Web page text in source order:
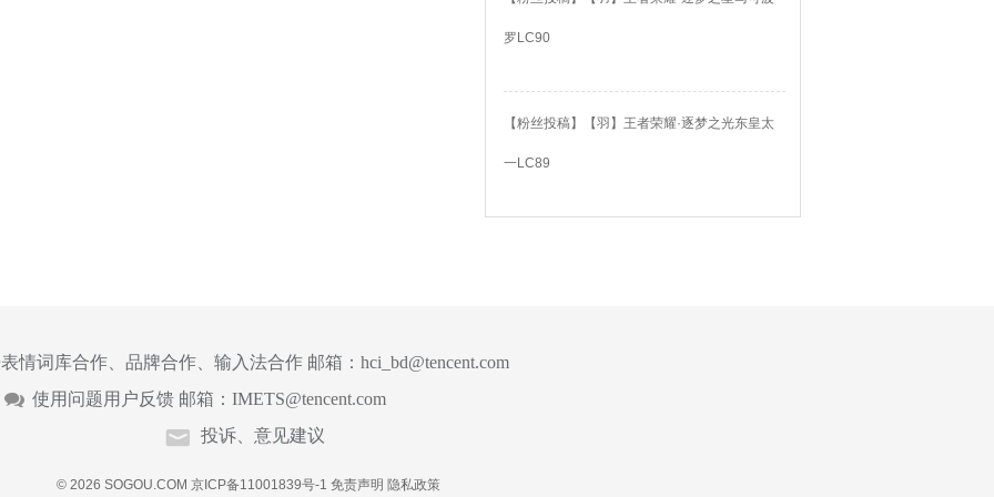
罗LC90
【粉丝投稿】【羽】王者荣耀·逐梦之光东皇太
一LC89
情词库合作、品牌合作、输入法合作 邮箱： hci_bd@tencent.com
使用问题用户反馈 邮箱： IMETS@tencent.com
投诉、意见建议
© 2026 SOGOU.COM 京ICP备11001839号-1 免责声明 隐私政策